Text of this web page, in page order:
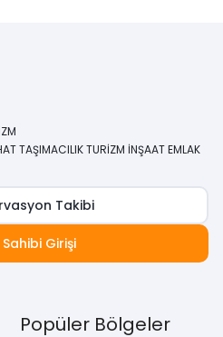
Popüler Bölgeler
TAŞIMACILIK TURİZM İNŞAAT EMLAK
Takibi
Sahibi Girişi